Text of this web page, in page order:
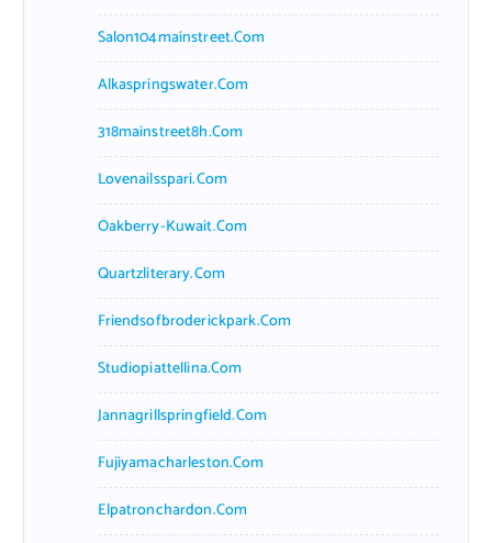
Salon104mainstreet.com
Alkaspringswater.com
318mainstreet8h.com
Lovenailsspari.com
Oakberry-Kuwait.com
Quartzliterary.com
Friendsofbroderickpark.com
Studiopiattellina.com
Jannagrillspringfield.com
Fujiyamacharleston.com
Elpatronchardon.com